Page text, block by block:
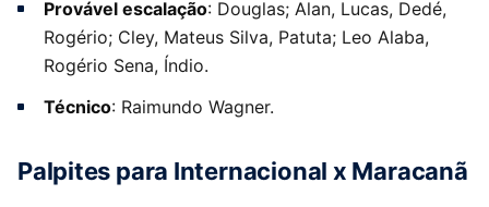
Provável escalação: Douglas; Alan, Lucas, Dedé,
Rogério; Cley, Mateus Silva, Patuta; Leo Alaba,
Rogério Sena, Índio.
Técnico: Raimundo Wagner.
Palpites para Internacional x Maracanã